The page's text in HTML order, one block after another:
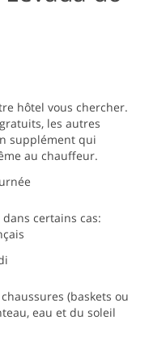
aucun coût
vous avez convenu
exigée par la loi
de l'entreprise
responsabilité
l'activité.
vous annulez votre
le service. Si vous
peuvent être
n'est pas
hôtel vous chercher.
les autres
supplément qui
au chauffeur.
certains cas:
(baskets ou
eau et du soleil